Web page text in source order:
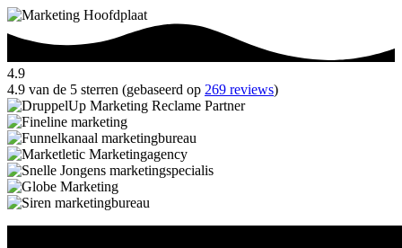
4.9
4.9 van de 5 sterren (gebaseerd op 269 reviews)